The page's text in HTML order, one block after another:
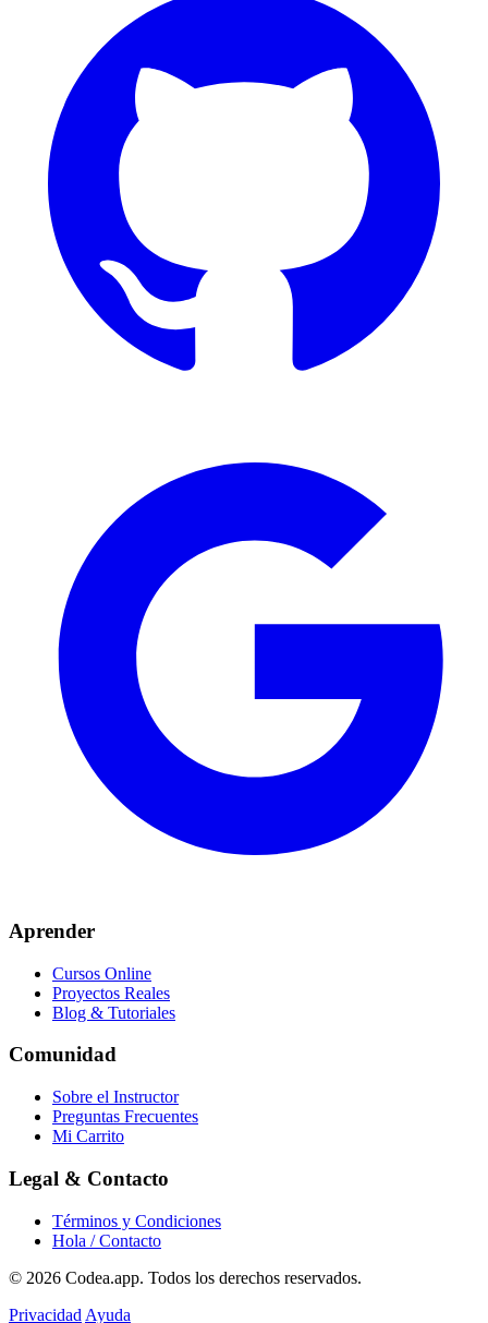
Aprender
Cursos Online
Proyectos Reales
Blog & Tutoriales
Comunidad
Sobre el Instructor
Preguntas Frecuentes
Mi Carrito
Legal & Contacto
Términos y Condiciones
Hola / Contacto
© 2026 Codea.app. Todos los derechos reservados.
Privacidad Ayuda